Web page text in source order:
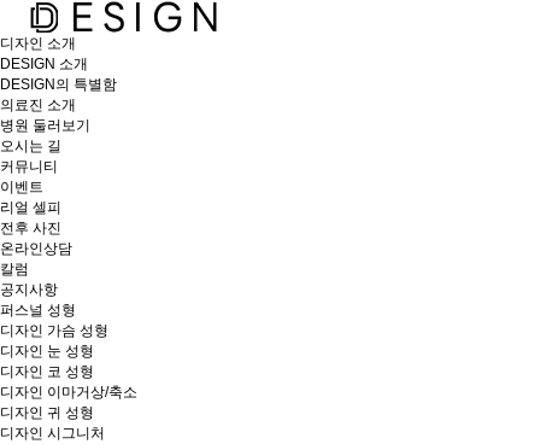
디자인 소개
DESIGN 소개
DESIGN의 특별함
의료진 소개
병원 둘러보기
오시는 길
커뮤니티
이벤트
리얼 셀피
전후 사진
온라인상담
칼럼
공지사항
퍼스널 성형
디자인 가슴 성형
디자인 눈 성형
디자인 코 성형
디자인 이마거상/축소
디자인 귀 성형
디자인 시그니처